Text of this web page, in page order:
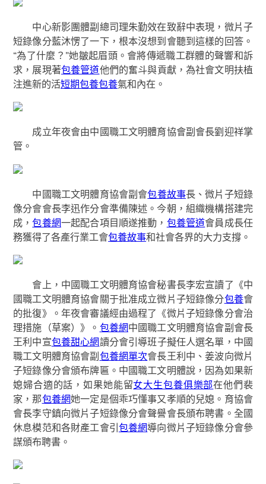
中心新影團體副總司理朱勤效在致辭中表現，微片子
短錄像分藍沐愣了一下，根本沒想到會聽到這樣的回答。
“為了什麼？”她皺起眉頭。會將傳遞職工群體的聲響和訴
求，展現著包養管道他們的奮斗與貢獻，為社會文明扶植
注進新的活短期包養包養氣和內在。
成立年夜會由中國職工文明體育協會副會長劉迎祥掌
管。
中國職工文明體育協會副會包養故事長、微片子短錄
像分會會長李迅作分會準備陳述。今朝，組織機構搭建完
成，包養網一起配合項目順遂推動， 包養管道會員成長任
務獲得了各產行業工會包養故事和社會各界的大力支撐。
會上，中國職工文明體育協會秘書長李宏宣讀了《中
國職工文明體育協會關于批准成立微片子短錄像分包養會
的批復》。年夜會審議經由過程了《微片子短錄像分會治
理措施（草案）》。 包養網中國職工文明體育協會副會長
王利中宣包養甜心網讀分會引導班子擬任人選名單，中國
職工文明體育協會副 包養網單次會長王利中、姜波向微片
子短錄像分會頒布牌匾。中國職工文明體說，因為如果新
媳婦合適的話，如果她能留女大生包養俱樂部在他們裴
家，那包養網她一定是個乖巧懂事又孝順的兒媳。育協會
會長李守鎮向微片子短錄像分會聲譽會長頒布聘書。全國
休息模范和各財產工會引 包養網導向微片子短錄像分會參
謀頒布聘書。